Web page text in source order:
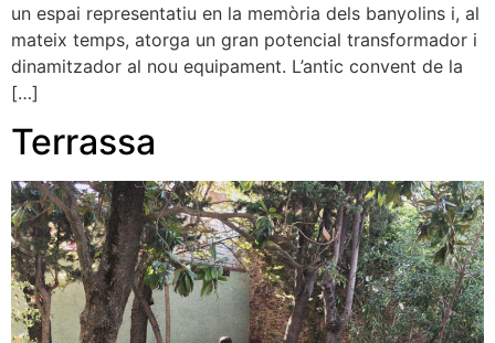
un espai representatiu en la memòria dels banyolins i, al
mateix temps, atorga un gran potencial transformador i
dinamitzador al nou equipament. L’antic convent de la
[…]
Terrassa